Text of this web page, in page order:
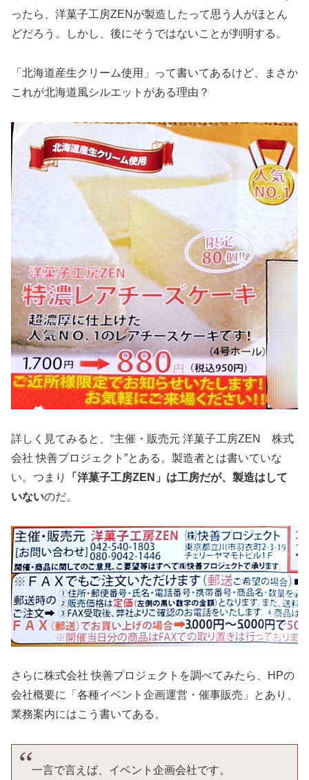
ったら、洋菓子工房ZENが製造したって思う人がほとん
どだろう。しかし、後にそうではないことが判明する。
「北海道産生クリーム使用」って書いてあるけど、まさか
これが北海道風シルエットがある理由？
詳しく見てみると、“主催・販売元 洋菓子工房ZEN 株式
会社 快善プロジェクト”とある。製造者とは書いていな
い。つまり
「洋菓子工房ZEN」は工房だが、製造はして
いないのだ。
さらに株式会社 快善プロジェクトを調べてみたら、HPの
会社概要に「各種イベント企画運営・催事販売」とあり、
業務案内にはこう書いてある。
一言で言えば、イベント企画会社です。